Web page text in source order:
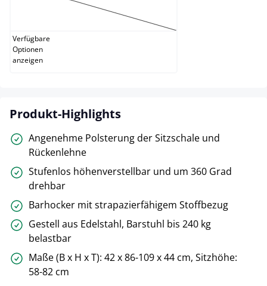
weiß
(Diese Option ist zurzeit nicht verfügbar.)
Verfügbare
Optionen
anzeigen
Produkt-Highlights
Angenehme Polsterung der Sitzschale und
Rückenlehne
Stufenlos höhenverstellbar und um 360 Grad
drehbar
Barhocker mit strapazierfähigem Stoffbezug
Gestell aus Edelstahl, Barstuhl bis 240 kg
belastbar
Maße (B x H x T): 42 x 86-109 x 44 cm, Sitzhöhe:
58-82 cm